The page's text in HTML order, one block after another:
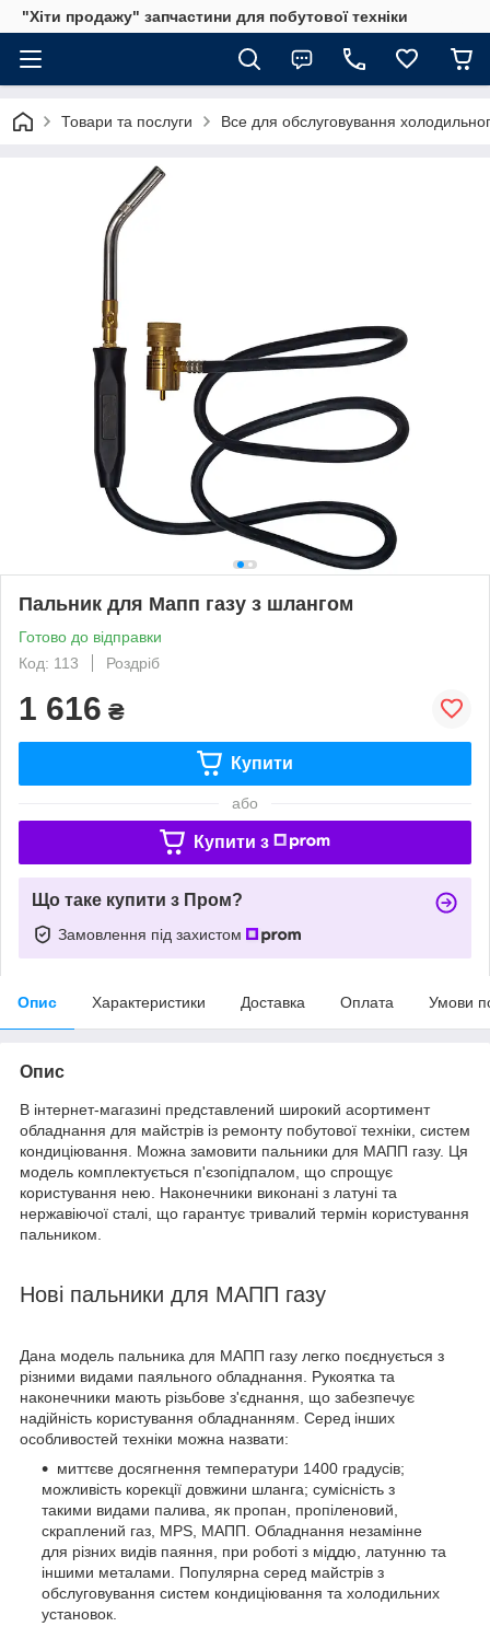
"Хіти продажу" запчастини для побутової техніки
Товари та послуги Все для обслуговування
Пальник для Мапп газу з шлангом
Готово до відправки
Код: 113
Роздріб
1 616 ₴
Купити
або
Купити з
Що таке купити з Пром?
Замовлення під захистом
Опис Характеристики Доставка Оплата Умови
Опис
В інтернет-магазині представлений широкий асортимент
обладнання для майстрів із ремонту побутової техніки, систем
кондиціювання. Можна замовити пальники для МАПП газу. Ця
модель комплектується п'єзопідпалом, що спрощує
користування нею. Наконечники виконані з латуні та
нержавіючої сталі, що гарантує тривалий термін користування
пальником.
Нові пальники для МАПП газу
Дана модель пальника для МАПП газу легко поєднується з
різними видами паяльного обладнання. Рукоятка та
наконечники мають різьбове з'єднання, що забезпечує
надійність користування обладнанням. Серед інших
особливостей техніки можна назвати:
миттєве досягнення температури 1400 градусів;
можливість корекції довжини шланга; сумісність з
такими видами палива, як пропан, пропіленовий,
скраплений газ, MPS, МАПП. Обладнання незамінне
для різних видів паяння, при роботі з міддю, латунню та
іншими металами. Популярна серед майстрів з
обслуговування систем кондиціювання та холодильних
установок.